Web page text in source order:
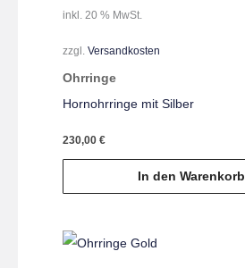
inkl. 20 % MwSt.
zzgl. Versandkosten
Ohrringe
Hornohrringe mit Silber
230,00 €
In den Warenkorb